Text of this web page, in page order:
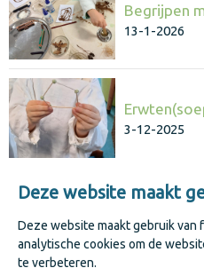
Deze website maakt
Deze website maakt gebruik van
analytische cookies om de
te verbeteren.
Begrijpen
13-1-2026
3-12-2025
1741 WK